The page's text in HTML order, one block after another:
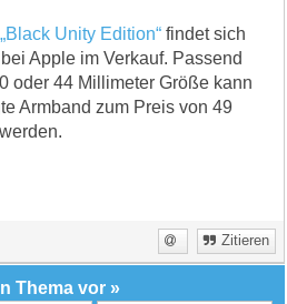
Unity Edition“ findet sich
Apple im Verkauf. Passend
oder 44 Millimeter Größe kann
Armband zum Preis von 49
Zitieren
Thema vor »